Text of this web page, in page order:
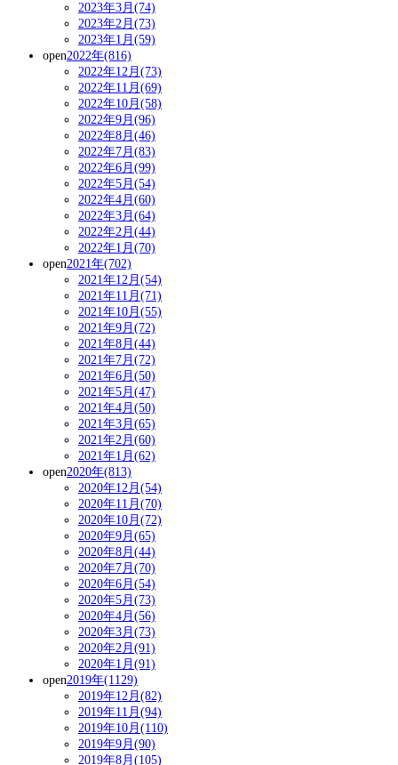
2023年3月(74)
2023年2月(73)
2023年1月(59)
open2022年(816)
2022年12月(73)
2022年11月(69)
2022年10月(58)
2022年9月(96)
2022年8月(46)
2022年7月(83)
2022年6月(99)
2022年5月(54)
2022年4月(60)
2022年3月(64)
2022年2月(44)
2022年1月(70)
open2021年(702)
2021年12月(54)
2021年11月(71)
2021年10月(55)
2021年9月(72)
2021年8月(44)
2021年7月(72)
2021年6月(50)
2021年5月(47)
2021年4月(50)
2021年3月(65)
2021年2月(60)
2021年1月(62)
open2020年(813)
2020年12月(54)
2020年11月(70)
2020年10月(72)
2020年9月(65)
2020年8月(44)
2020年7月(70)
2020年6月(54)
2020年5月(73)
2020年4月(56)
2020年3月(73)
2020年2月(91)
2020年1月(91)
open2019年(1129)
2019年12月(82)
2019年11月(94)
2019年10月(110)
2019年9月(90)
2019年8月(105)